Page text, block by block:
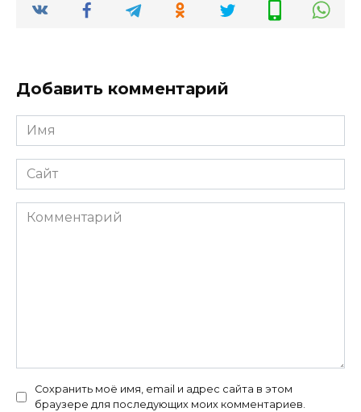
Добавить комментарий
Имя
*
Сайт
Комментарий
Сохранить моё имя, email и адрес сайта в этом
браузере для последующих моих комментариев.